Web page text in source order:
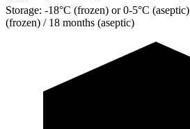
Storage: -18°C (frozen) or 0-5°C (aseptic)
(frozen) / 18 months (aseptic)